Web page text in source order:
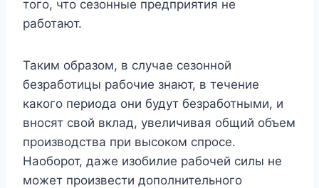
того, что сезонные предприятия не
работают.
Таким образом, в случае сезонной
безработицы рабочие знают, в течение
какого периода они будут безработными, и
вносят свой вклад, увеличивая общий объем
производства при высоком спросе.
Наоборот, даже изобилие рабочей силы не
может произвести дополнительного